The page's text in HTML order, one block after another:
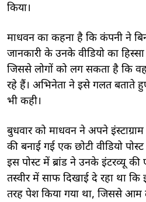
किया।
माधवन का कहना है कि कंपनी ने
जानकारी के उनके वीडियो का
जिससे लोगों को लग सकता है कि
रहे हैं। अभिनेता ने इसे गलत बताते
भी कही।
बुधवार को माधवन ने अपने
की बनाई गई एक छोटी वीडियो
इस पोस्ट में ब्रांड ने उनके इंटरव्यू
तस्वीर में साफ दिखाई दे रहा था कि
तरह पेश किया गया था, जिससे आम